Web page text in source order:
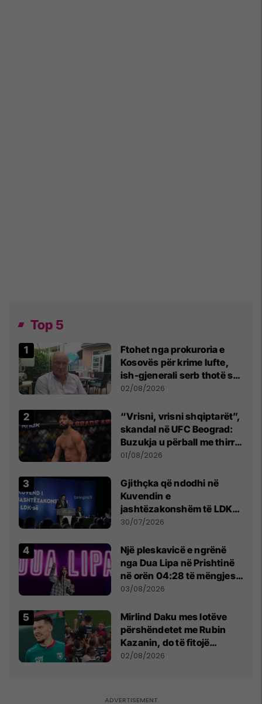
Top 5
Ftohet nga prokuroria e
Kosovës për krime lufte,
ish-gjenerali serb thotë se
dikush e tradhtoi në
02/08/2026
“Vrisni, vrisni shqiptarët”,
skandal në UFC Beograd:
Buzukja u përball me thirrje
anti-shqiptare nga
01/08/2026
Gjithçka që ndodhi në
Kuvendin e
jashtëzakonshëm të LDK-
së
30/07/2026
Një pleskavicë e ngrënë
nga Dua Lipa në Prishtinë
në orën 04:28 të mëngjesit
- dhe bota digjitale serbe
03/08/2026
Mirlind Daku mes lotëve
përshëndetet me Rubin
Kazanin, do të fitojë
miliona te Spartak Moska
02/08/2026